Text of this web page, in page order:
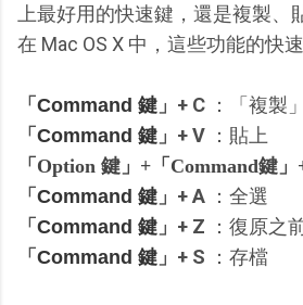
上最好用的快速鍵，還是複製、
在 Mac OS X 中，這些功能的快
「 Command 鍵 」+ C ：「複製
「 Command 鍵 」+ V ：貼上
「Option 鍵」+「Command鍵」
「 Command 鍵 」+ A ：全選
「 Command 鍵 」+ Z ：復原之
「 Command 鍵 」+ S ：存檔